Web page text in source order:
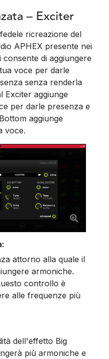
– Exciter
ricreazione del
APHEX presente nei
di aggiungere
voce per darle
senza renderla
Exciter aggiunge
per darle presenza e
aggiunge
voce.
attorno alla quale il
armoniche.
controllo è
alle frequenze più
dell'effetto Big
più armoniche e